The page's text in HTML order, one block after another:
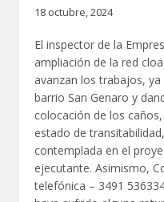
18 octubre, 2024
El inspector de la
ampliación de la red
avanzan los trabajos,
barrio San Genaro y
colocación de los
estado de
contemplada en el
ejecutante. Asimismo,
telefónica – 3491